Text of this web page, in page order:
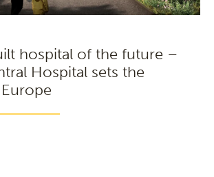
hospital of the future –
Hospital sets the